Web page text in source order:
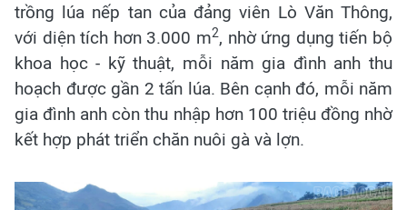
trồng lúa nếp tan của đảng viên Lò Văn Thông,
với diện tích hơn 3.000 m2, nhờ ứng dụng tiến bộ
khoa học - kỹ thuật, mỗi năm gia đình anh thu
hoạch được gần 2 tấn lúa. Bên cạnh đó, mỗi năm
gia đình anh còn thu nhập hơn 100 triệu đồng nhờ
kết hợp phát triển chăn nuôi gà và lợn.